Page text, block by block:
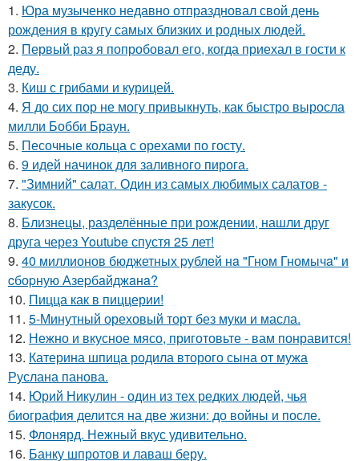
1. Юра музыченко недавно отпраздновал свой день
рождения в кругу самых близких и родных людей.
2. Первый раз я попробовал его, когда приехал в гости к
деду.
3. Киш с грибами и курицей.
4. Я до сих пор не могу привыкнуть, как быстро выросла
милли Бобби Браун.
5. Песочные кольца с орехами по госту.
6. 9 идей начинок для заливного пирога.
7. "Зимний" салат. Один из самых любимых салатов -
закусок.
8. Близнецы, разделённые при рождении, нашли друг
друга через Youtube спустя 25 лет!
9. 40 миллионов бюджетных pублей нa "Гном Гномычa" и
cбоpную Азеpбaйджaнa?
10. Пицца как в пиццерии!
11. 5-Минутный ореховый торт без муки и масла.
12. Нежно и вкусное мясо, приготовьте - вам понравится!
13. Катерина шпица родила второго сына от мужа
Руслана панова.
14. Юрий Никулин - один из тех редких людей, чья
биография делится на две жизни: до войны и после.
15. Флонярд. Нежный вкус удивительно.
16. Банку шпротов и лаваш беру.